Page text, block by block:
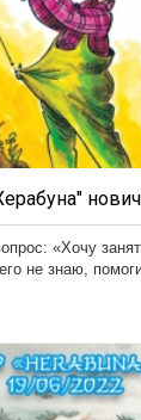
«Хочу
не знаю,